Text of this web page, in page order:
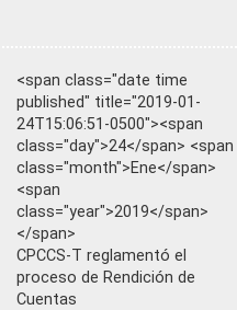
<span class="date time
published" title="2019-01-
24T15:06:51-0500"><span
class="day">24</span> <span
class="month">Ene</span>
<span
class="year">2019</span>
</span>
CPCCS-T reglamentó el
proceso de Rendición de
Cuentas